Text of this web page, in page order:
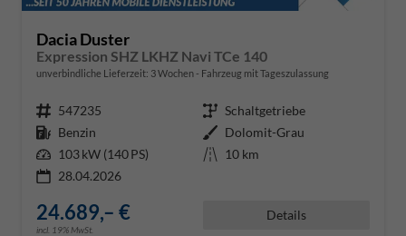
Dacia Duster
Expression SHZ LKHZ Navi TCe 140
unverbindliche Lieferzeit: 3 Wochen Fahrzeug mit Tageszulassung
Fahrzeugnr. 547235 Getriebe Schaltgetriebe
Kraftstoff Benzin Außenfarbe Dolomit-Grau
Leistung 103 kW (140 PS) Kilometerstand 10 km
28.04.2026
24.689,– €
incl. 19% MwSt.
Details